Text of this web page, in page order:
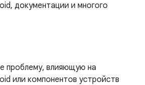
документации и многого
проблему, влияющую на
или компонентов устройств